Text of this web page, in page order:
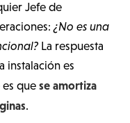
Jefe de
¿No es una
La respuesta
instalación es
es quese amortiza
.